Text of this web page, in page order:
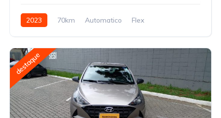
2023 70km Automatico Flex
destaque